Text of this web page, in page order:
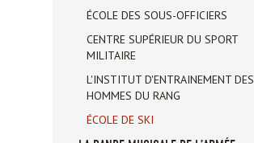
ÉCOLE DES SOUS-OFFICIERS
CENTRE SUPÉRIEUR DU SPORT
MILITAIRE
L'INSTITUT D'ENTRAINEMENT DES
HOMMES DU RANG
ÉCOLE DE SKI